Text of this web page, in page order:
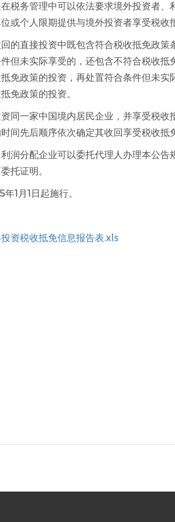
税务管理中可以依法要求境外投资者、
或个人限期提供与境外投资者享受税收
的直接投资中既包含符合税收抵免政策
但未实际享受的，还包含不符合税收抵
免政策的投资，再处置符合条件但未实
免政策的投资。
同一家中国境内居民企业，并享受税收
间先后顺序依次确定其收回享受税收抵
润分配企业可以委托代理人办理本公告
托证明。
1月1日起施行。
资税收抵免信息报告表.xls